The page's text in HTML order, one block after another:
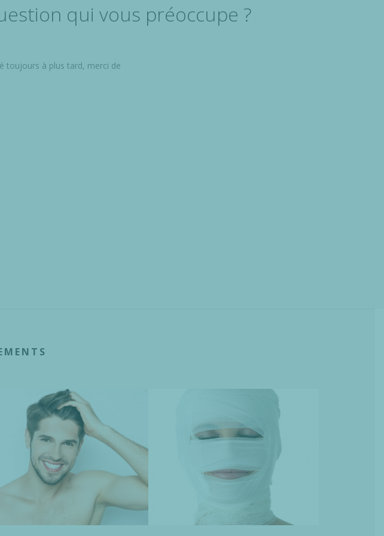
qui vous préoccupe ?
toujours à plus tard, merci de